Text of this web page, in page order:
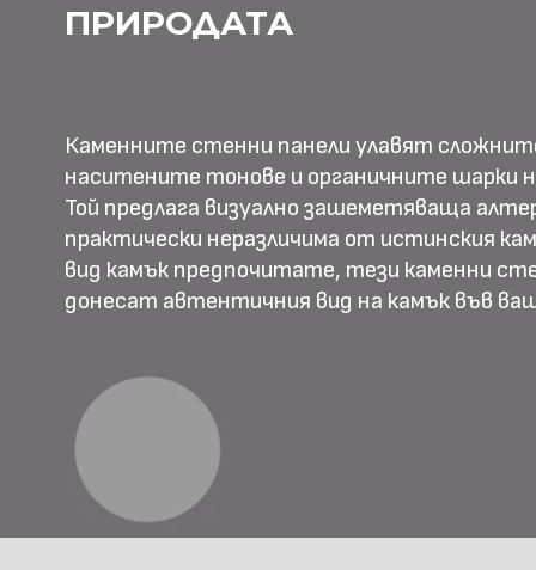
ПРИРОДАТА
Каменните стенни панели улавят
наситените тонове и органичните шарки
Той предлага визуално зашеметяваща
практически неразличима от истинския
вид камък предпочитате, тези каменни
донесат автентичния вид на камък във